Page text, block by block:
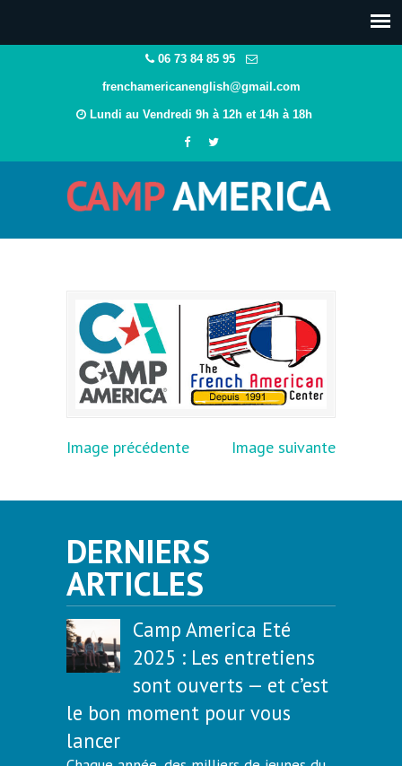
06 73 84 85 95
frenchamericanenglish@gmail.com
Lundi au Vendredi 9h à 12h et 14h à 18h
Image précédente Image suivante
DERNIERS
ARTICLES
Camp America Eté
2025 : Les entretiens
sont ouverts — et c’est
le bon moment pour vous
lancer